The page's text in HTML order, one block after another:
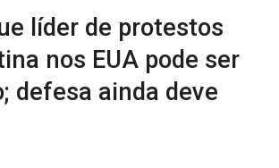
líder de protestos
nos EUA pode ser
defesa ainda deve